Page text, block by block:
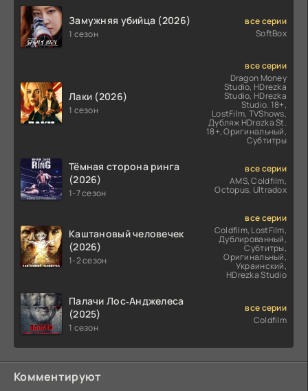
Замужняя убийца (2026)
1 сезон
все серии
SoftBox
Лаки (2026)
1 сезон
все серии
Dragon Money
Studio, HDrezka
Studio, HDrezka
Studio. 18+,
LostFilm, TVShows,
Дубляж HDrezka St.
18+, Оригинальный,
Субтитры
Тёмная сторона ринга
(2026)
1-7 сезон
все серии
AMS, Coldfilm,
Octopus, Ultradox
Каштановый человечек
(2026)
1-2 сезон
все серии
Coldfilm, LostFilm,
Дублированный,
Субтитры,
Оригинальный,
Украинский,
HDrezka Studio
Палачи Лос‑Анджелеса
(2025)
1 сезон
все серии
Coldfilm
Комментируют